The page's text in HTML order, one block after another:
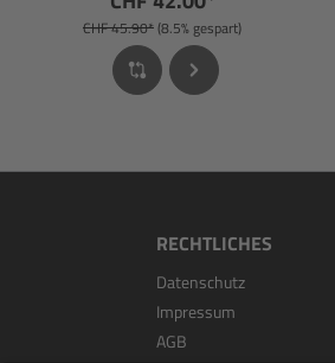
CHF 45.90*(8.5% gespart)
RECHTLICHES
Datenschutz
Impressum
AGB